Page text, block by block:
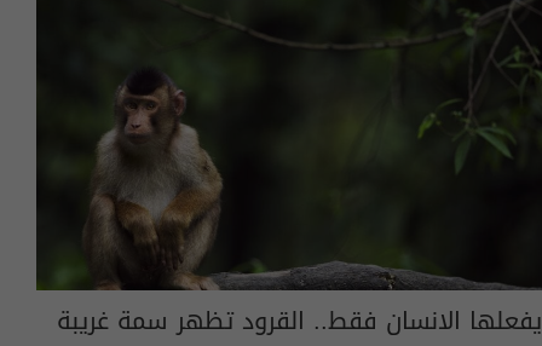
يفعلها الانسان فقط.. القرود تظهر سمة غريبة